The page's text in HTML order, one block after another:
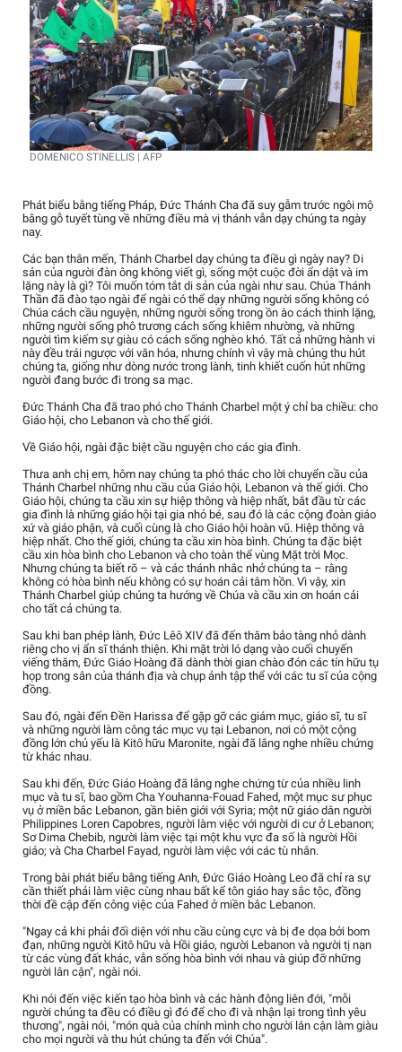
DOMENICO STINELLIS | AFP
Phát biểu bằng tiếng Pháp, Đức Thánh Cha đã suy gẫm trước ngôi mộ
bằng gỗ tuyết tùng về những điều mà vị thánh vẫn dạy chúng ta ngày
nay.
Các bạn thân mến, Thánh Charbel dạy chúng ta điều gì ngày nay? Di
sản của người đàn ông không viết gì, sống một cuộc đời ẩn dật và im
lặng này là gì? Tôi muốn tóm tắt di sản của ngài như sau. Chúa Thánh
Thần đã đào tạo ngài để ngài có thể dạy những người sống không có
Chúa cách cầu nguyện, những người sống trong ồn ào cách thinh lặng,
những người sống phô trương cách sống khiêm nhường, và những
người tìm kiếm sự giàu có cách sống nghèo khó. Tất cả những hành vi
này đều trái ngược với văn hóa, nhưng chính vì vậy mà chúng thu hút
chúng ta, giống như dòng nước trong lành, tinh khiết cuốn hút những
người đang bước đi trong sa mạc.
Đức Thánh Cha đã trao phó cho Thánh Charbel một ý chỉ ba chiều: cho
Giáo hội, cho Lebanon và cho thế giới.
Về Giáo hội, ngài đặc biệt cầu nguyện cho các gia đình.
Thưa anh chị em, hôm nay chúng ta phó thác cho lời chuyển cầu của
Thánh Charbel những nhu cầu của Giáo hội, Lebanon và thế giới. Cho
Giáo hội, chúng ta cầu xin sự hiệp thông và hiệp nhất, bắt đầu từ các
gia đình là những giáo hội tại gia nhỏ bé, sau đó là các cộng đoàn giáo
xứ và giáo phận, và cuối cùng là cho Giáo hội hoàn vũ. Hiệp thông và
hiệp nhất. Cho thế giới, chúng ta cầu xin hòa bình. Chúng ta đặc biệt
cầu xin hòa bình cho Lebanon và cho toàn thể vùng Mặt trời Mọc.
Nhưng chúng ta biết rõ – và các thánh nhắc nhở chúng ta – rằng
không có hòa bình nếu không có sự hoán cải tâm hồn. Vì vậy, xin
Thánh Charbel giúp chúng ta hướng về Chúa và cầu xin ơn hoán cải
cho tất cả chúng ta.
Sau khi ban phép lành, Đức Lêô XIV đã đến thăm bảo tàng nhỏ dành
riêng cho vị ẩn sĩ thánh thiện. Khi mặt trời ló dạng vào cuối chuyến
viếng thăm, Đức Giáo Hoàng đã dành thời gian chào đón các tín hữu tụ
họp trong sân của thánh địa và chụp ảnh tập thể với các tu sĩ của cộng
đồng.
Sau đó, ngài đến Đền Harissa để gặp gỡ các giám mục, giáo sĩ, tu sĩ
và những người làm công tác mục vụ tại Lebanon, nơi có một cộng
đồng lớn chủ yếu là Kitô hữu Maronite, ngài đã lắng nghe nhiều chứng
từ khác nhau.
Sau khi đến, Đức Giáo Hoàng đã lắng nghe chứng từ của nhiều linh
mục và tu sĩ, bao gồm Cha Youhanna-Fouad Fahed, một mục sư phục
vụ ở miền bắc Lebanon, gần biên giới với Syria; một nữ giáo dân người
Philippines Loren Capobres, người làm việc với người di cư ở Lebanon;
Sơ Dima Chebib, người làm việc tại một khu vực đa số là người Hồi
giáo; và Cha Charbel Fayad, người làm việc với các tù nhân.
Trong bài phát biểu bằng tiếng Anh, Đức Giáo Hoàng Leo đã chỉ ra sự
cần thiết phải làm việc cùng nhau bất kể tôn giáo hay sắc tộc, đồng
thời đề cập đến công việc của Fahed ở miền bắc Lebanon.
"Ngay cả khi phải đối diện với nhu cầu cùng cực và bị đe dọa bởi bom
đạn, những người Kitô hữu và Hồi giáo, người Lebanon và người tị nạn
từ các vùng đất khác, vẫn sống hòa bình với nhau và giúp đỡ những
người lân cận", ngài nói.
Khi nói đến việc kiến tạo hòa bình và các hành động liên đới, "mỗi
người chúng ta đều có điều gì đó để cho đi và nhận lại trong tình yêu
thương", ngài nói, "món quà của chính mình cho người lân cận làm giàu
cho mọi người và thu hút chúng ta đến với Chúa".